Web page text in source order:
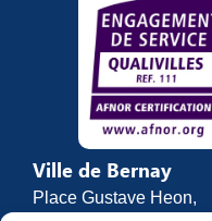
Ville de Bernay
Place Gustave Heon,